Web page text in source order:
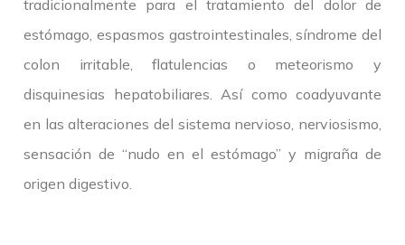
tradicionalmente para el tratamiento del dolor de
estómago, espasmos gastrointestinales, síndrome del
colon irritable, flatulencias o meteorismo y
disquinesias hepatobiliares. Así como coadyuvante
en las alteraciones del sistema nervioso, nerviosismo,
sensación de “nudo en el estómago” y migraña de
origen digestivo.